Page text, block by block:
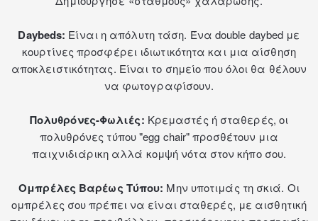
Daybeds: Είναι η απόλυτη τάση. Ένα double daybed με
κουρτίνες προσφέρει ιδιωτικότητα και μια αίσθηση
αποκλειστικότητας. Είναι το σημείο που όλοι θα θέλουν
να φωτογραφίσουν.
Πολυθρόνες-Φωλιές: Κρεμαστές ή σταθερές, οι
πολυθρόνες τύπου "egg chair" προσθέτουν μια
παιχνιδιάρικη αλλά κομψή νότα στον κήπο σου.
Ομπρέλες Βαρέως Τύπου: Μην υποτιμάς τη σκιά. Οι
ομπρέλες σου πρέπει να είναι σταθερές, με αισθητική